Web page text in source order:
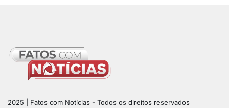
2025 | Fatos com Notícias - Todos os direitos reservados